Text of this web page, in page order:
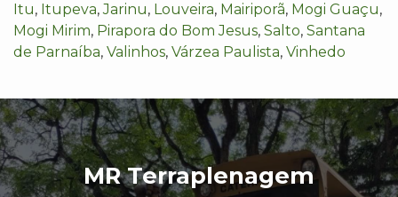
Itu, Itupeva,Jarinu, Louveira, Mairiporã, Mogi Guaçu,
Mogi Mirim, Pirapora do Bom Jesus, Salto, Santana
de Parnaíba, Valinhos, Várzea Paulista, Vinhedo
MR Terraplenagem